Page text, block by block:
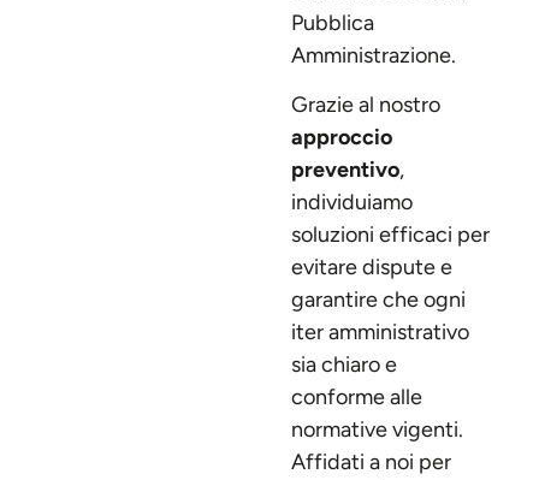
Pubblica
Amministrazione.
Grazie al nostro
approccio
preventivo,
individuiamo
soluzioni efficaci per
evitare dispute e
garantire che ogni
iter amministrativo
sia chiaro e
conforme alle
normative vigenti.
Affidati a noi per